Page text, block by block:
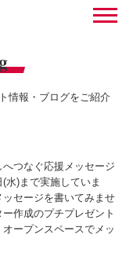
情報・ブログをご紹介
つなぐ応援メッセージ
水)まで実施していま
セージを書いてみませ
作成のプチプレゼント
ープンスペースでメッ